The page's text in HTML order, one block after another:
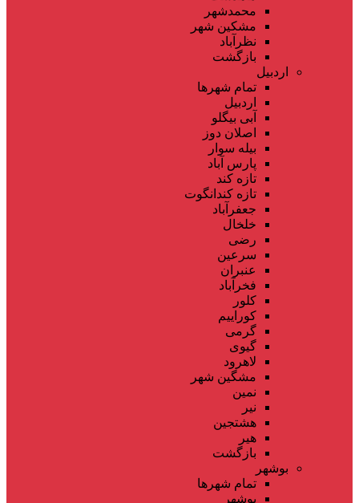
محمدشهر
مشکین شهر
نظرآباد
بازگشت
اردبیل
تمام شهر‌ها
اردبیل
آبی بیگلو
اصلان دوز
بیله سوار
پارس آباد
تازه کند
تازه کندانگوت
جعفرآباد
خلخال
رضی
سرعین
عنبران
فخرآباد
کلور
کوراییم
گرمی
گیوی
لاهرود
مشگین شهر
نمین
نیر
هشتجین
هیر
بازگشت
بوشهر
تمام شهر‌ها
بوشهر